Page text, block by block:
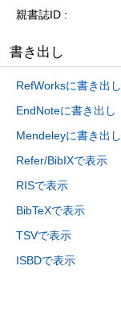
親書誌ID
書き出し
RefWorksに書き出し
EndNoteに書き出し
Mendeleyに書き出し
Refer/BibIXで表示
RISで表示
BibTeXで表示
TSVで表示
ISBDで表示